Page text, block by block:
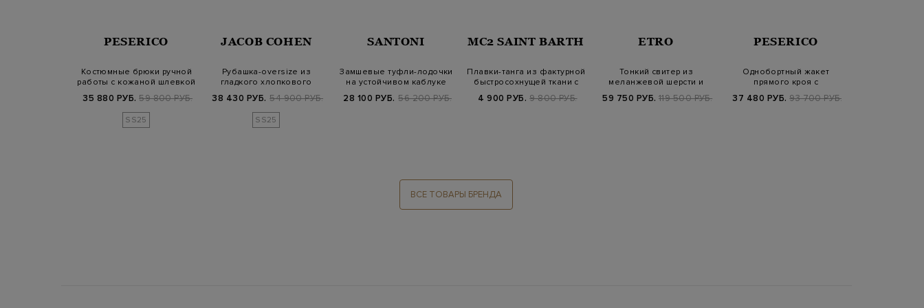
PESERICO
Костюмные брюки ручной
работы с кожаной шлевкой
35 880 РУБ. 59 800 РУБ.
SS25
JACOB COHEN
Рубашка-oversize из
гладкого хлопкового
38 430 РУБ. 54 900 РУБ.
SS25
SANTONI
Замшевые туфли-лодочки
на устойчивом каблуке
28 100 РУБ. 56 200 РУБ.
MC2 SAINT BARTH
Плавки-танга из фактурной
быстросохнущей ткани с
4 900 РУБ. 9 800 РУБ.
ETRO
Тонкий свитер из
меланжевой шерсти и
59 750 РУБ. 119 500 РУБ.
PESERICO
Однобортный жакет
прямого кроя с
37 480 РУБ. 93 700 РУБ.
ВСЕ ТОВАРЫ БРЕНДА